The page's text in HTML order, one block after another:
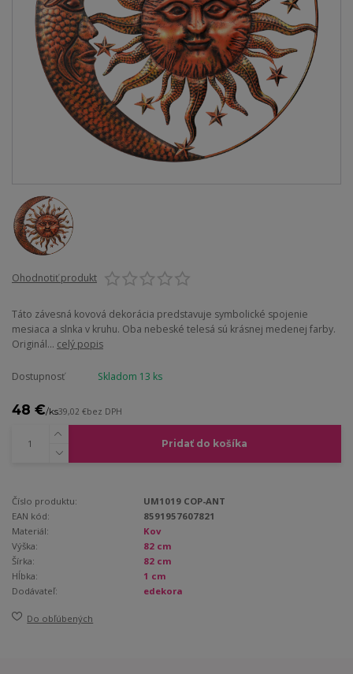
Ohodnotiť produkt
Táto závesná kovová dekorácia predstavuje symbolické spojenie
mesiaca a slnka v kruhu. Oba nebeské telesá sú krásnej medenej farby.
Originál... celý popis
Dostupnosť Skladom 13 ks
48 €/ks39,02 €bez DPH
Pridať do košíka
Číslo produktu:
UM1019 COP-ANT
EAN kód:
8591957607821
Materiál:
Kov
Výška:
82 cm
Šírka:
82 cm
Hĺbka:
1 cm
Dodávateľ:
edekora
Do obľúbených